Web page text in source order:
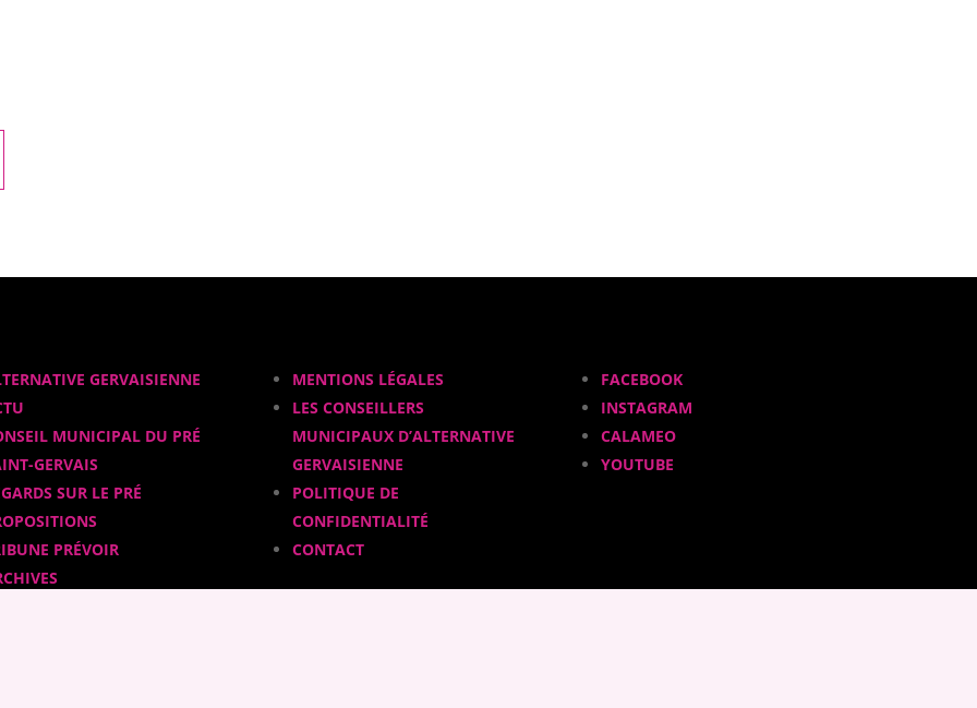
GERVAISIENNE
MUNICIPAL DU PRÉ
GERVAIS
SUR LE PRÉ
PRÉVOIR
MENTIONS LÉGALES
LES CONSEILLERS
MUNICIPAUX D’ALTERNATIVE
GERVAISIENNE
POLITIQUE DE
CONFIDENTIALITÉ
CONTACT
FACEBOOK
INSTAGRAM
CALAMEO
YOUTUBE